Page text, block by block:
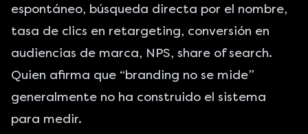
espontáneo, búsqueda directa por el nombre,
tasa de clics en retargeting, conversión en
audiencias de marca, NPS, share of search.
Quien afirma que “branding no se mide”
generalmente no ha construido el sistema
para medir.